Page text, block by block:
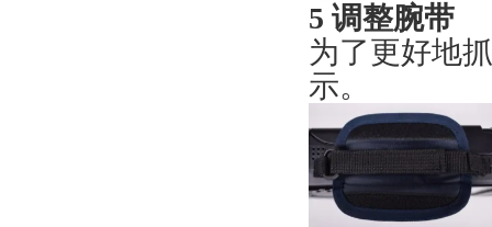
5 调整腕带
为了更好地
示。